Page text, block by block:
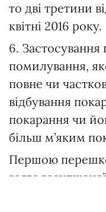
то дві третини
квітні 2016 року.
6.
помилування,
повне чи
відбування
покарання чи
більш м’яким
Першою
заява
помилування.